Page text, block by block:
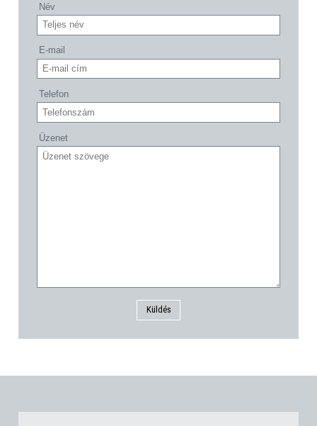
Név
E-mail
Telefon
Üzenet
Küldés